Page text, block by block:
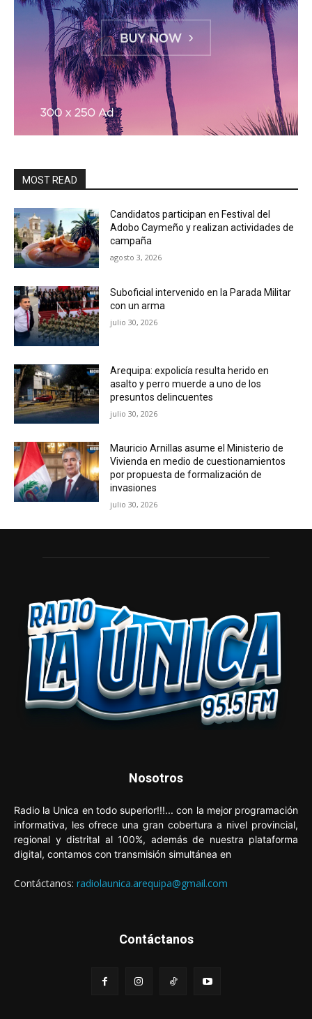
MOST READ
Candidatos participan en Festival del
Adobo Caymeño y realizan actividades de
campaña
agosto 3, 2026
Suboficial intervenido en la Parada Militar
con un arma
julio 30, 2026
Arequipa: expolicía resulta herido en
asalto y perro muerde a uno de los
presuntos delincuentes
julio 30, 2026
Mauricio Arnillas asume el Ministerio de
Vivienda en medio de cuestionamientos
por propuesta de formalización de
invasiones
julio 30, 2026
Nosotros
Radio la Unica en todo superior!!!... con la mejor programación
informativa, les ofrece una gran cobertura a nivel provincial,
regional y distrital al 100%, además de nuestra plataforma
digital, contamos con transmisión simultánea en
Contáctanos: radiolaunica.arequipa@gmail.com
Contáctanos